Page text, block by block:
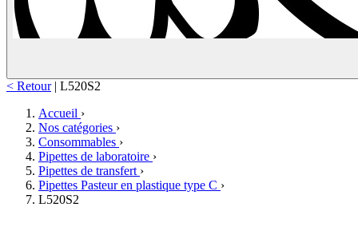
< Retour | L520S2
Accueil ›
Nos catégories ›
Consommables ›
Pipettes de laboratoire ›
Pipettes de transfert ›
Pipettes Pasteur en plastique type C ›
L520S2